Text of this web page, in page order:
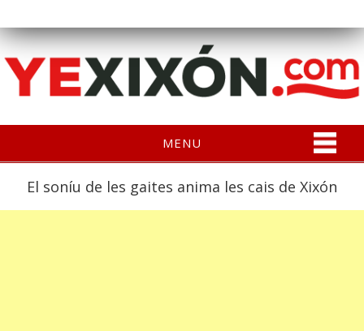
MENU
El soníu de les gaites anima les cais de Xixón